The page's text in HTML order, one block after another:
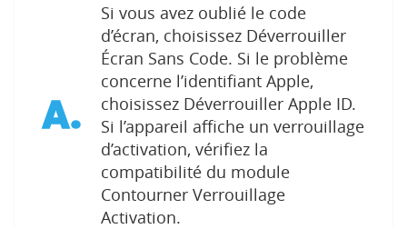
A.
Si vous avez oublié le code
d’écran, choisissez Déverrouiller
Écran Sans Code. Si le problème
concerne l’identifiant Apple,
choisissez Déverrouiller Apple ID.
Si l’appareil affiche un verrouillage
d’activation, vérifiez la
compatibilité du module
Contourner Verrouillage
Activation.